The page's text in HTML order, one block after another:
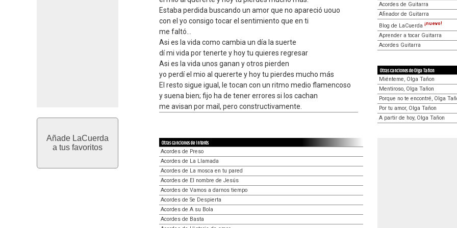
Añade LaCuerda
a tus favoritos
Estaba perdida buscando un amor que no apareció uouo
con el yo consigo tocar el sentimiento que en ti
me faltó...
Asi es la vida como cambia un día la suerte
dí mi vida por tenerte y hoy tu quieres regresar
Asi es la vida unos ganan y otros pierden
yo perdí el mio al quererte y hoy tu pierdes mucho más
El resto sigue igual, le tocan con un ritmo medio flamencoso
y suena bien; fijo ha de tener errores si los cachan
me avisan por mail, pero constructivamente.
Acordes de Guitarra
Afinador de Guitarra
Blog de LaCuerda ¡nuevo!
Aprender a tocar Guitarra
Acordes Guitarra
Otras canciones de Olga Tañon
Miénteme, Olga Tañon
Mentiroso, Olga Tañon
Porque no te encontré, Olga
Por tu amor, Olga Tañon
A partir de hoy, Olga Tañon
Otras canciones de interés
Acordes de Preso
Acordes de La Llamada
Acordes de La mosca en tu pared
Acordes de El nombre de Jesús
Acordes de Vamos a darnos tiempo
Acordes de Se Despierta
Acordes de A su Bola
Acordes de Basta